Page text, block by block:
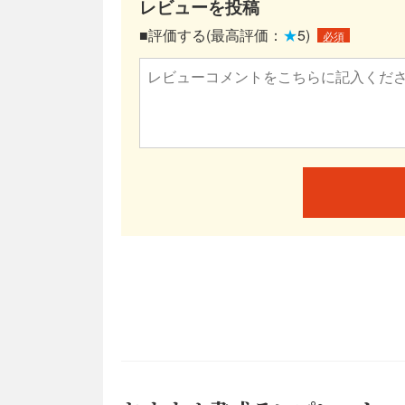
レビューを投稿
■評価する(最高評価： ★5) 必須